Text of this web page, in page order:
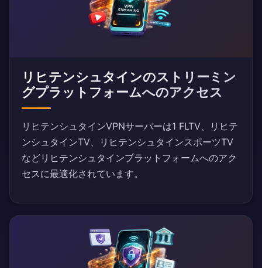
リヒテンシュタインのストリーミン
グプラットフォームへのアクセス
リヒテンシュタインVPNサーバーは1 FLTV、リヒテ
ンシュタインTV、リヒテンシュタインスポーツTV
などリヒテンシュタインプラットフォームへのアク
セスに最適化されています。